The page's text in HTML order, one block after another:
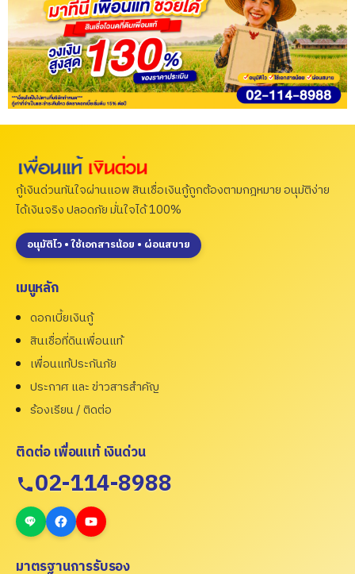
กู้เงินด่วนทันใจผ่านแอพ สินเชื่อเงินกู้ถูกต้องตามกฎหมาย อนุมัติง่าย
ได้เงินจริง ปลอดภัย มั่นใจได้ 100%
อนุมัติไว • ใช้เอกสารน้อย • ผ่อนสบาย
เมนูหลัก
ดอกเบี้ยเงินกู้
สินเชื่อที่ดินเพื่อนแท้
เพื่อนแท้ประกันภัย
ประกาศ และ ข่าวสารสำคัญ
ร้องเรียน / ติดต่อ
ติดต่อ เพื่อนแท้ เงินด่วน
02-114-8988
มาตรฐานการรับรอง